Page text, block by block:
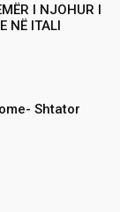
I NJOHUR I
NË ITALI
Shtator